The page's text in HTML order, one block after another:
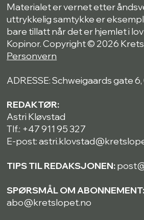
Materialet er vernet etter
uttrykkelig samtykke er
bare tillatt når det er hjemlet i
Kopinor. Copyright © 2026
Personvern
ADRESSE: Schweigaards gate
REDAKTØR:
Astri Kløvstad
Tlf.: +47 911 95 327
E-post:
TIPS TIL REDAKSJONEN:
SPØRSMÅL OM ABONNEMENT:
abo@kretslopet.no